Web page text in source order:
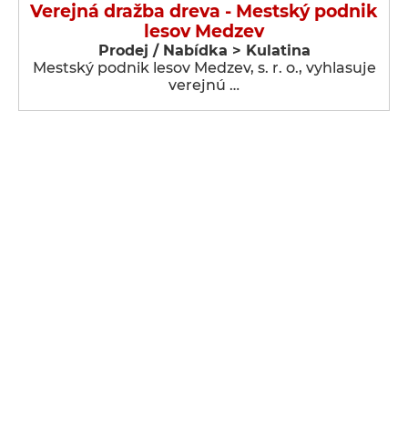
Verejná dražba dreva - Mestský podnik
lesov Medzev
Prodej / Nabídka > Kulatina
Mestský podnik lesov Medzev, s. r. o., vyhlasuje
verejnú …